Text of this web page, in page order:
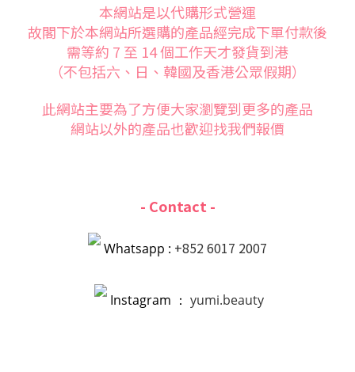
本網站是以代購形式營運
故閣下於本網站所選購的產品經完成下單付款後
需等約 7 至 14 個工作天才發貨到港
（不包括六、日、韓國及香港公眾假期）
此網站主要為了方便大家瀏覽到更多的產品
網站以外的產品也歡迎找我們報價
- Contact -
Whatsapp : +852 6017 2007
Instagram ： yumi.beauty